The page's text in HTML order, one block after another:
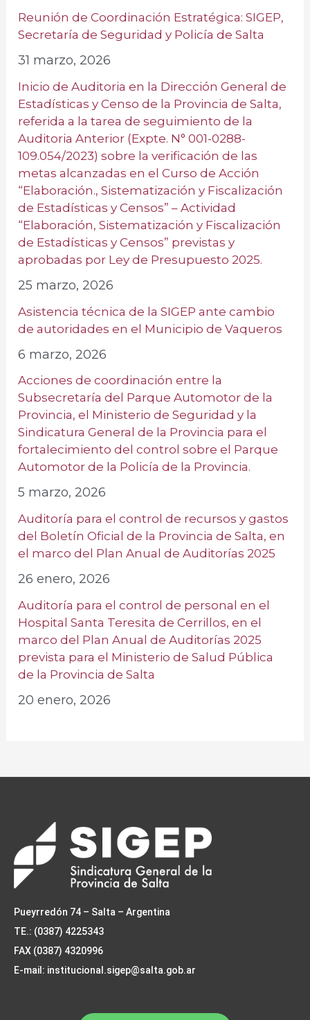
Reunión de Coordinación Estratégica: SIGEP,
Secretaría de Seguridad y Policía de Salta
31 marzo, 2026
Inicio de Auditoria en la Dirección General de
Estadísticas y Censo de la Provincia de Salta,
referida a la tarea de seguimiento de la
Auditoria Anterior (Expte. N° 001-0288-
109.054/2023) sobre la verificación de las
metas alcanzadas en el Curso de Acción
“Elaboración., Sistematización y Fiscalización
de Estadísticas y Censos” – Actividad
“Elaboración, Sistematización y Fiscalización
de Estadísticas y Censos” previstas y
aprobadas por Ley de Presupuesto 2025.
25 marzo, 2026
Asistencia técnica de la SIGEP ante cambio
de autoridades en el Municipio de Vaqueros
6 marzo, 2026
Acciones de coordinación entre la
Subsecretaría del Parque Automotor de la
Provincia, el Ministerio de Seguridad y la
Sindicatura General de la Provincia para el
fortalecimiento del control sobre el Parque
Automotor de la Policía de la Provincia.
5 marzo, 2026
Auditoría para el control de recursos y gastos
del Boletín Oficial de la Provincia de Salta, en
el marco del Plan Anual de Auditorías 2025
26 enero, 2026
Auditoría para el control de personal en el
Hospital Santa Teresita de Cerrillos, en el
marco del Plan Anual de Auditorías 2025
prevista para el Ministerio de Salud Pública
de la Provincia de Salta
20 enero, 2026
Pueyrredón 74 – Salta – Argentina
TE.: (0387) 4225343
FAX (0387) 4320996
E-mail: institucional.sigep@salta.gob.ar